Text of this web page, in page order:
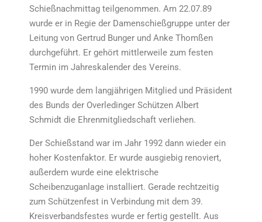
Schießnachmittag teilgenommen. Am 22.07.89
wurde er in Regie der Damenschießgruppe unter der
Leitung von Gertrud Bunger und Anke Thomßen
durchgeführt. Er gehört mittlerweile zum festen
Termin im Jahreskalender des Vereins.
1990 wurde dem langjährigen Mitglied und Präsident
des Bunds der Overledinger Schützen Albert
Schmidt die Ehrenmitgliedschaft verliehen.
Der Schießstand war im Jahr 1992 dann wieder ein
hoher Kostenfaktor. Er wurde ausgiebig renoviert,
außerdem wurde eine elektrische
Scheibenzuganlage installiert. Gerade rechtzeitig
zum Schützenfest in Verbindung mit dem 39.
Kreisverbandsfestes wurde er fertig gestellt. Aus